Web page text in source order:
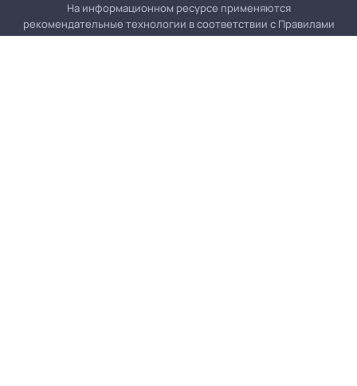
На информационном ресурсе применяются
рекомендательные технологии в соответствии с Правилами